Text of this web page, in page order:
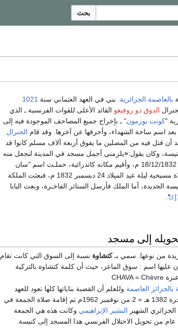
بحث
بالعاصمة الجزائرية . بني في العهد العثماني سنة 1021
الدوق دو روفيغو القائد الأعلى للقوات الفرنسية ـ الذي
"كونت بورمون" ـ بإخراج جميع المصاحف الموجودة فيه إلى
اسم ساحة الشهداء، وأحرقها عن آخرها. وقد قام الجنرال
أن قتل فيه من المصلين ما يفوق أربعة آلاف مسلم كانوا قد
وكان يقول:«يلزمني أجمل مسجد في المدينة لنجعل منه
[ ثـم هدم المسجد بتاريخ 18/12/1832 م، وأقيم مكانه كاتدرائية، حملـت اسم "سان
فيليپ دالجيه"، وصلّى المسيحيون فيه أول صلاة مسيحية ليلة عيد الميلاد 24 ديسمبر 1832 م، فبعثت الملكة
الجديدة، أما الملك فأرسل الستائر الفاخـرة، وبعث البابا
إلى مسجد
من نوعها. سمي بـكتشاوة نسبة إلى السوق التي كانت تقام
عليها اسم : سوق الماعز، حيث أن كلمة كتشاوة بالتركية
بالجزائر العاصمة وللعلم أن القصبة بناياتها كلها تعود للعهد
.في 4 من جمادى الآخرة 1382 هـ = 2 من نوفمبر 1962م تم إقامة صلاة الجمعة في
الشهير البشير الإبراهيمي وكانت هذه هي الجمعة
من تحويل الاحتلال الفرنسي هذا المسجد إلى كنيسة.